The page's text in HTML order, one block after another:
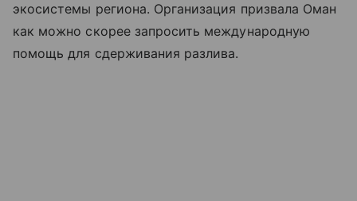
экосистемы региона. Организация призвала Оман
как можно скорее запросить международную
помощь для сдерживания разлива.